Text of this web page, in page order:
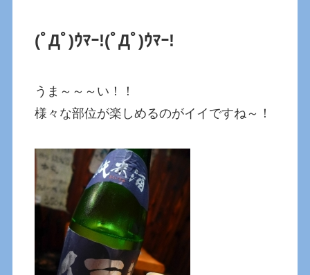
(ﾟДﾟ)ｳﾏｰ!(ﾟДﾟ)ｳﾏｰ!
うま～～～い！！
様々な部位が楽しめるのがイイですね～！